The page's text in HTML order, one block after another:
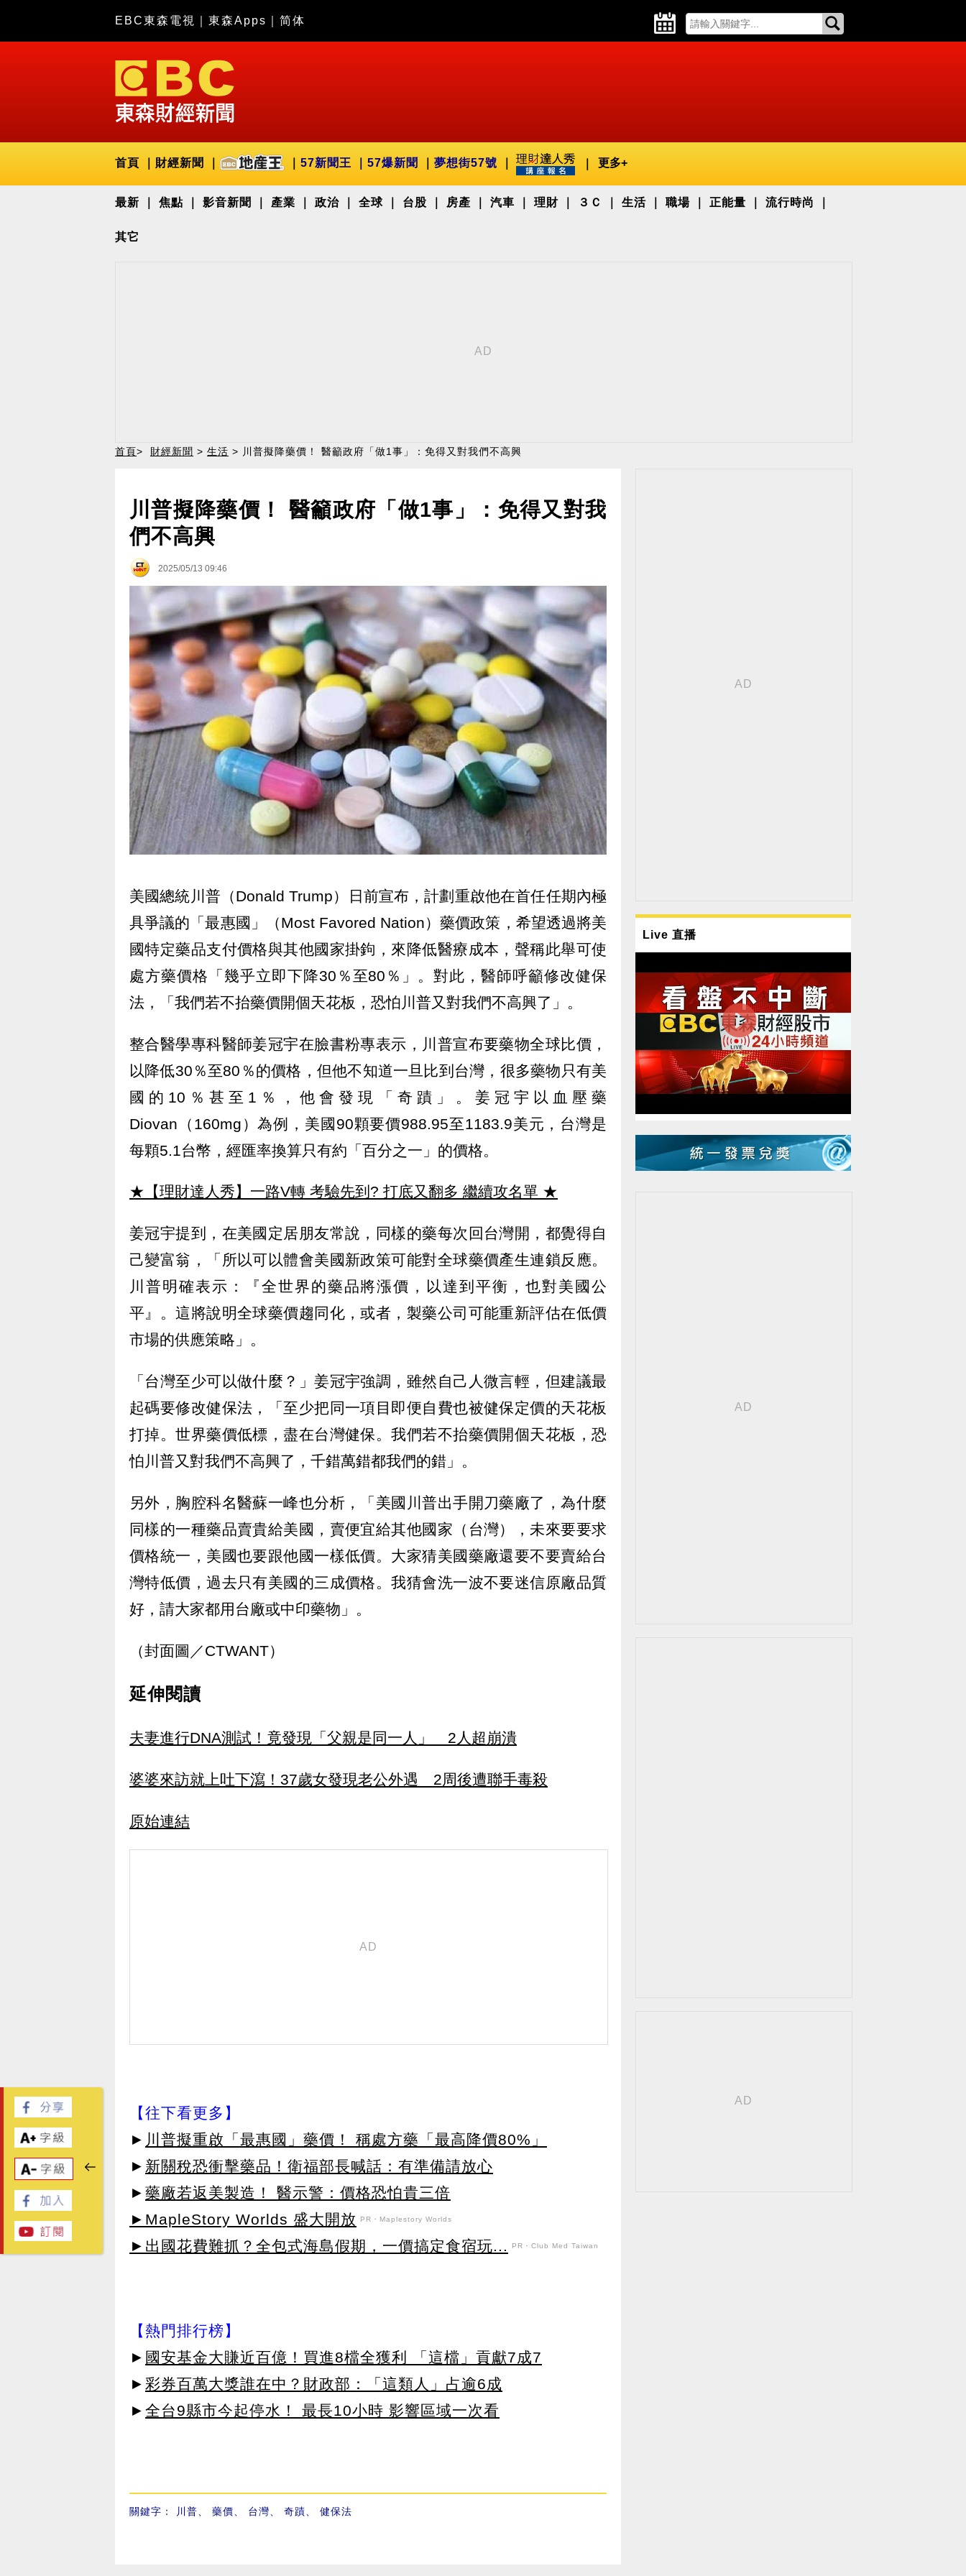
EBC東森電視 東森Apps 简体
首頁 財經新聞 57新聞王 57爆新聞 夢想街57號 更多+
最新 焦點 影音新聞 產業 政治 全球 台股 房產 汽車 理財 ３Ｃ 生活 職場 正能量 流行時尚
其它
首頁> 財經新聞 > 生活 > 川普擬降藥價！ 醫籲政府「做1事」：免得又對我們不高興
川普擬降藥價！ 醫籲政府「做1事」：免得又對我
們不高興
2025/05/13 09:46
美國總統川普（Donald Trump）日前宣布，計劃重啟他在首任任期內極
具爭議的「最惠國」（Most Favored Nation）藥價政策，希望透過將美
國特定藥品支付價格與其他國家掛鉤，來降低醫療成本，聲稱此舉可使
處方藥價格「幾乎立即下降30％至80％」。對此，醫師呼籲修改健保
法，「我們若不抬藥價開個天花板，恐怕川普又對我們不高興了」。
整合醫學專科醫師姜冠宇在臉書粉專表示，川普宣布要藥物全球比價，
以降低30％至80％的價格，但他不知道一旦比到台灣，很多藥物只有美
國的10％甚至1％，他會發現「奇蹟」。姜冠宇以血壓藥
Diovan（160mg）為例，美國90顆要價988.95至1183.9美元，台灣是
每顆5.1台幣，經匯率換算只有約「百分之一」的價格。
★【理財達人秀】一路V轉 考驗先到? 打底又翻多 繼續攻名單 ★
姜冠宇提到，在美國定居朋友常說，同樣的藥每次回台灣開，都覺得自
己變富翁，「所以可以體會美國新政策可能對全球藥價產生連鎖反應。
川普明確表示：『全世界的藥品將漲價，以達到平衡，也對美國公
平』。這將說明全球藥價趨同化，或者，製藥公司可能重新評估在低價
市場的供應策略」。
「台灣至少可以做什麼？」姜冠宇強調，雖然自己人微言輕，但建議最
起碼要修改健保法，「至少把同一項目即便自費也被健保定價的天花板
打掉。世界藥價低標，盡在台灣健保。我們若不抬藥價開個天花板，恐
怕川普又對我們不高興了，千錯萬錯都我們的錯」。
另外，胸腔科名醫蘇一峰也分析，「美國川普出手開刀藥廠了，為什麼
同樣的一種藥品賣貴給美國，賣便宜給其他國家（台灣），未來要要求
價格統一，美國也要跟他國一樣低價。大家猜美國藥廠還要不要賣給台
灣特低價，過去只有美國的三成價格。我猜會洗一波不要迷信原廠品質
好，請大家都用台廠或中印藥物」。
（封面圖／CTWANT）
延伸閱讀
夫妻進行DNA測試！竟發現「父親是同一人」 2人超崩潰
婆婆來訪就上吐下瀉！37歲女發現老公外遇 2周後遭聯手毒殺
原始連結
【往下看更多】
► 川普擬重啟「最惠國」藥價！ 稱處方藥「最高降價80%」
► 新關稅恐衝擊藥品！衛福部長喊話：有準備請放心
► 藥廠若返美製造！ 醫示警：價格恐怕貴三倍
►MapleStory Worlds 盛大開放
PR・Maplestory Worlds
►出國花費難抓？全包式海島假期，一價搞定食宿玩... PR・Club Med Taiwan
【熱門排行榜】
► 國安基金大賺近百億！買進8檔全獲利 「這檔」貢獻7成7
► 彩券百萬大獎誰在中？財政部：「這類人」占逾6成
► 全台9縣市今起停水！ 最長10小時 影響區域一次看
關鍵字： 川普 藥價 台灣 奇蹟 健保法
Live 直播